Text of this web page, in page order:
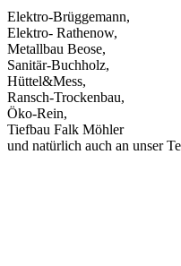
Elektro-Brüggemann,
Elektro- Rathenow,
Metallbau Beose,
Sanitär-Buchholz,
Hüttel&Mess,
Ransch-Trockenbau,
Öko-Rein,
Tiefbau Falk Möhler
und natürlich auch an unser